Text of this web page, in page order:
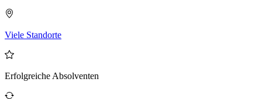
Viele Standorte
Erfolgreiche Absolventen